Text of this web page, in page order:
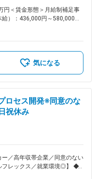
は、以下の3つの業務にまた
当面は生産管理を起点に事業
だきます。社外の加工製造委
案件ごと受発注業務、納期・
担います。 ・製造委託先と
受注状況を整理しながら、確か
を主要顧客に、社内の技術グ
ルの設計提案からスペックイ
格交渉、契約、販売（含与信
いただきます。 ・顧客の課
ラーメイド営業です。自分の
当します。 ・液晶・電池セパ
探索など、市場・用途・地域
円＜賃金形態＞月給制補足事
）：436,000円～580,000円
督外となるため 残業代の支給
賞与：年1回（6月）賃金はあ
考を通じて上下する可能性があ
気になる
ロセス開発※同意のな
祝休み
ー／高年収帯企業／同意のない
ックス／就業環境◎】 ◆採